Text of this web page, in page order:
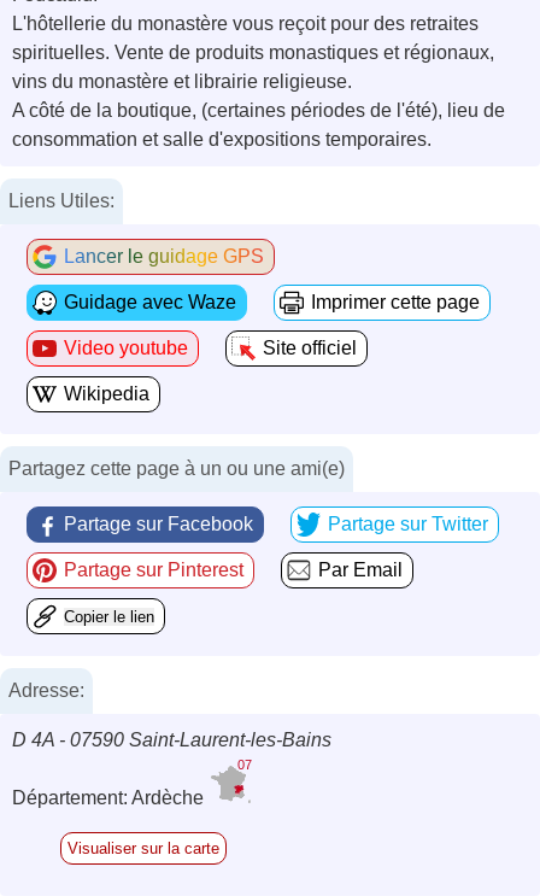
L'hôtellerie du monastère vous reçoit pour des retraites
spirituelles. Vente de produits monastiques et régionaux,
vins du monastère et librairie religieuse.
A côté de la boutique, (certaines périodes de l'été), lieu de
consommation et salle d'expositions temporaires.
Liens Utiles:
Lancer le guidage GPS
Guidage avec Waze Imprimer cette page
Video youtube Site officiel
Wikipedia
Partagez cette page à un ou une ami(e)
Partage sur Facebook Partage sur Twitter
Partage sur Pinterest Par Email
Copier le lien
Adresse:
D 4A - 07590 Saint-Laurent-les-Bains
Département: Ardèche
07
Visualiser sur la carte